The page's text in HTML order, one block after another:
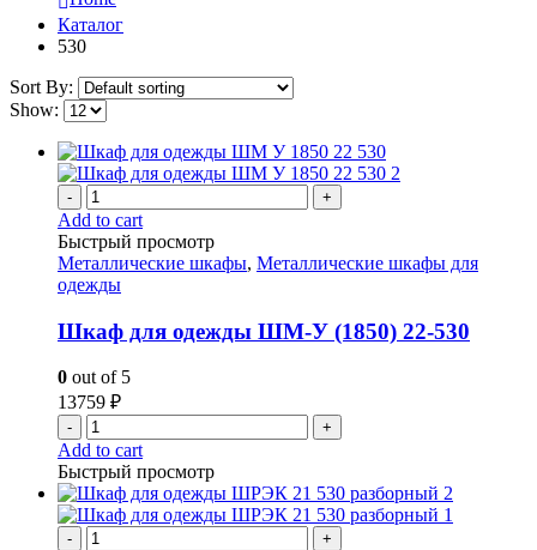
Каталог
530
Sort By:
Show:
- +
Add to cart
Быстрый просмотр
Металлические шкафы, Металлические шкафы для
одежды
Шкаф для одежды ШМ-У (1850) 22-530
0 out of 5
13759 ₽
- +
Add to cart
Быстрый просмотр
- +